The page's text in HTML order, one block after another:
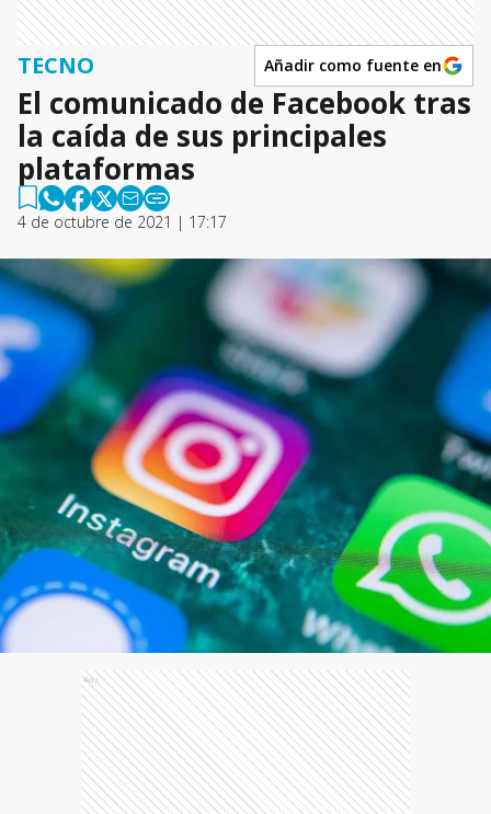
TECNO Añadir como fuente en
El comunicado de Facebook tras
la caída de sus principales
plataformas
4 de octubre de 2021 | 17:17
Ads